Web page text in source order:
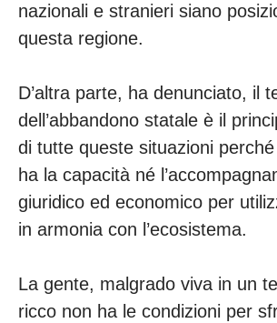
nazionali e stranieri siano
questa regione.
D’altra parte, ha denunciato, il
dell’abbandono statale è il
di tutte queste situazioni
ha la capacità né
giuridico ed economico per
in armonia con l’ecosistema.
La gente, malgrado viva in un
ricco non ha le condizioni per